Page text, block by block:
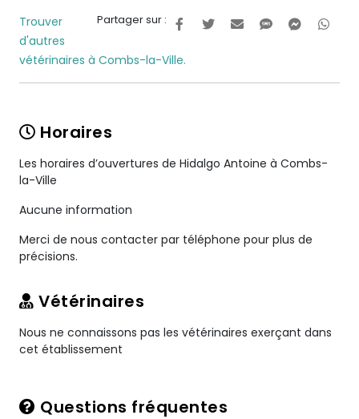
Partager sur :
Trouver
d'autres
vétérinaires à Combs-la-Ville.
Horaires
Les horaires d’ouvertures de Hidalgo Antoine à Combs-
la-Ville
Aucune information
Merci de nous contacter par téléphone pour plus de
précisions.
Vétérinaires
Nous ne connaissons pas les vétérinaires exerçant dans
cet établissement
Questions fréquentes